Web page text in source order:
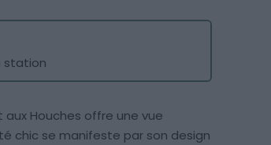
station
Houches offre une vue
chic se manifeste par son design